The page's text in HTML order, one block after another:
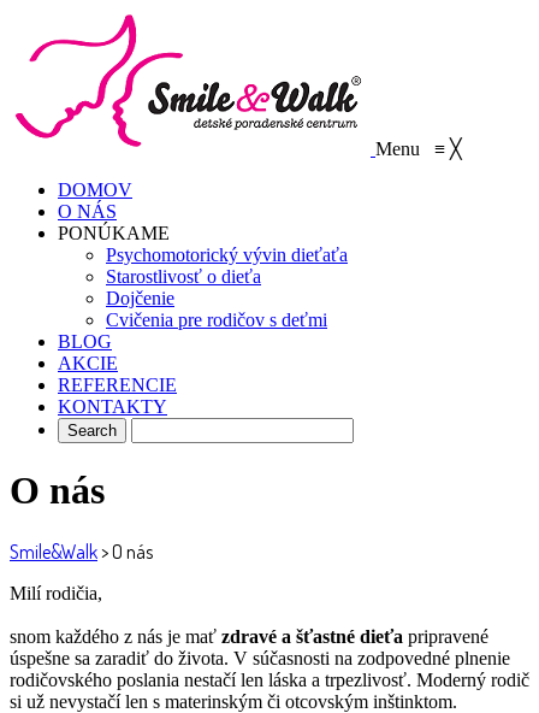
Menu ≡ ╳
DOMOV
O NÁS
PONÚKAME
Psychomotorický vývin dieťaťa
Starostlivosť o dieťa
Dojčenie
Cvičenia pre rodičov s deťmi
BLOG
AKCIE
REFERENCIE
KONTAKTY
O nás
Smile&Walk>O nás
Milí rodičia,
snom každého z nás je mať zdravé a šťastné dieťa pripravené
úspešne sa zaradiť do života. V súčasnosti na zodpovedné plnenie
rodičovského poslania nestačí len láska a trpezlivosť. Moderný rodič
si už nevystačí len s materinským či otcovským inštinktom.